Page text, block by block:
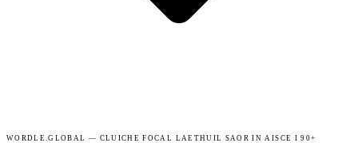
WORDLE.GLOBAL — CLUICHE FOCAL LAETHUIL SAOR IN AISCE I 90+